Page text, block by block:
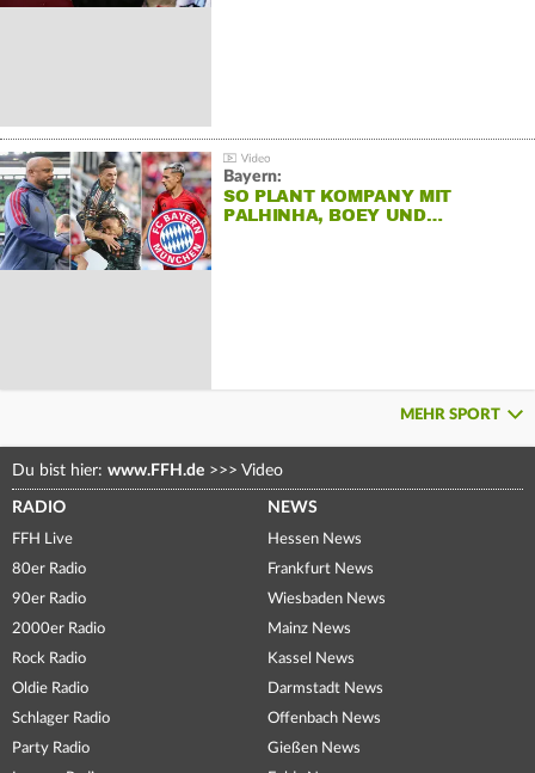
Bayern:
SO PLANT KOMPANY MIT
PALHINHA, BOEY UND…
MEHR SPORT
Du bist hier: www.FFH.de >>> Video
RADIO
FFH Live
80er Radio
90er Radio
2000er Radio
Rock Radio
Oldie Radio
Schlager Radio
Party Radio
NEWS
Hessen News
Frankfurt News
Wiesbaden News
Mainz News
Kassel News
Darmstadt News
Offenbach News
Gießen News